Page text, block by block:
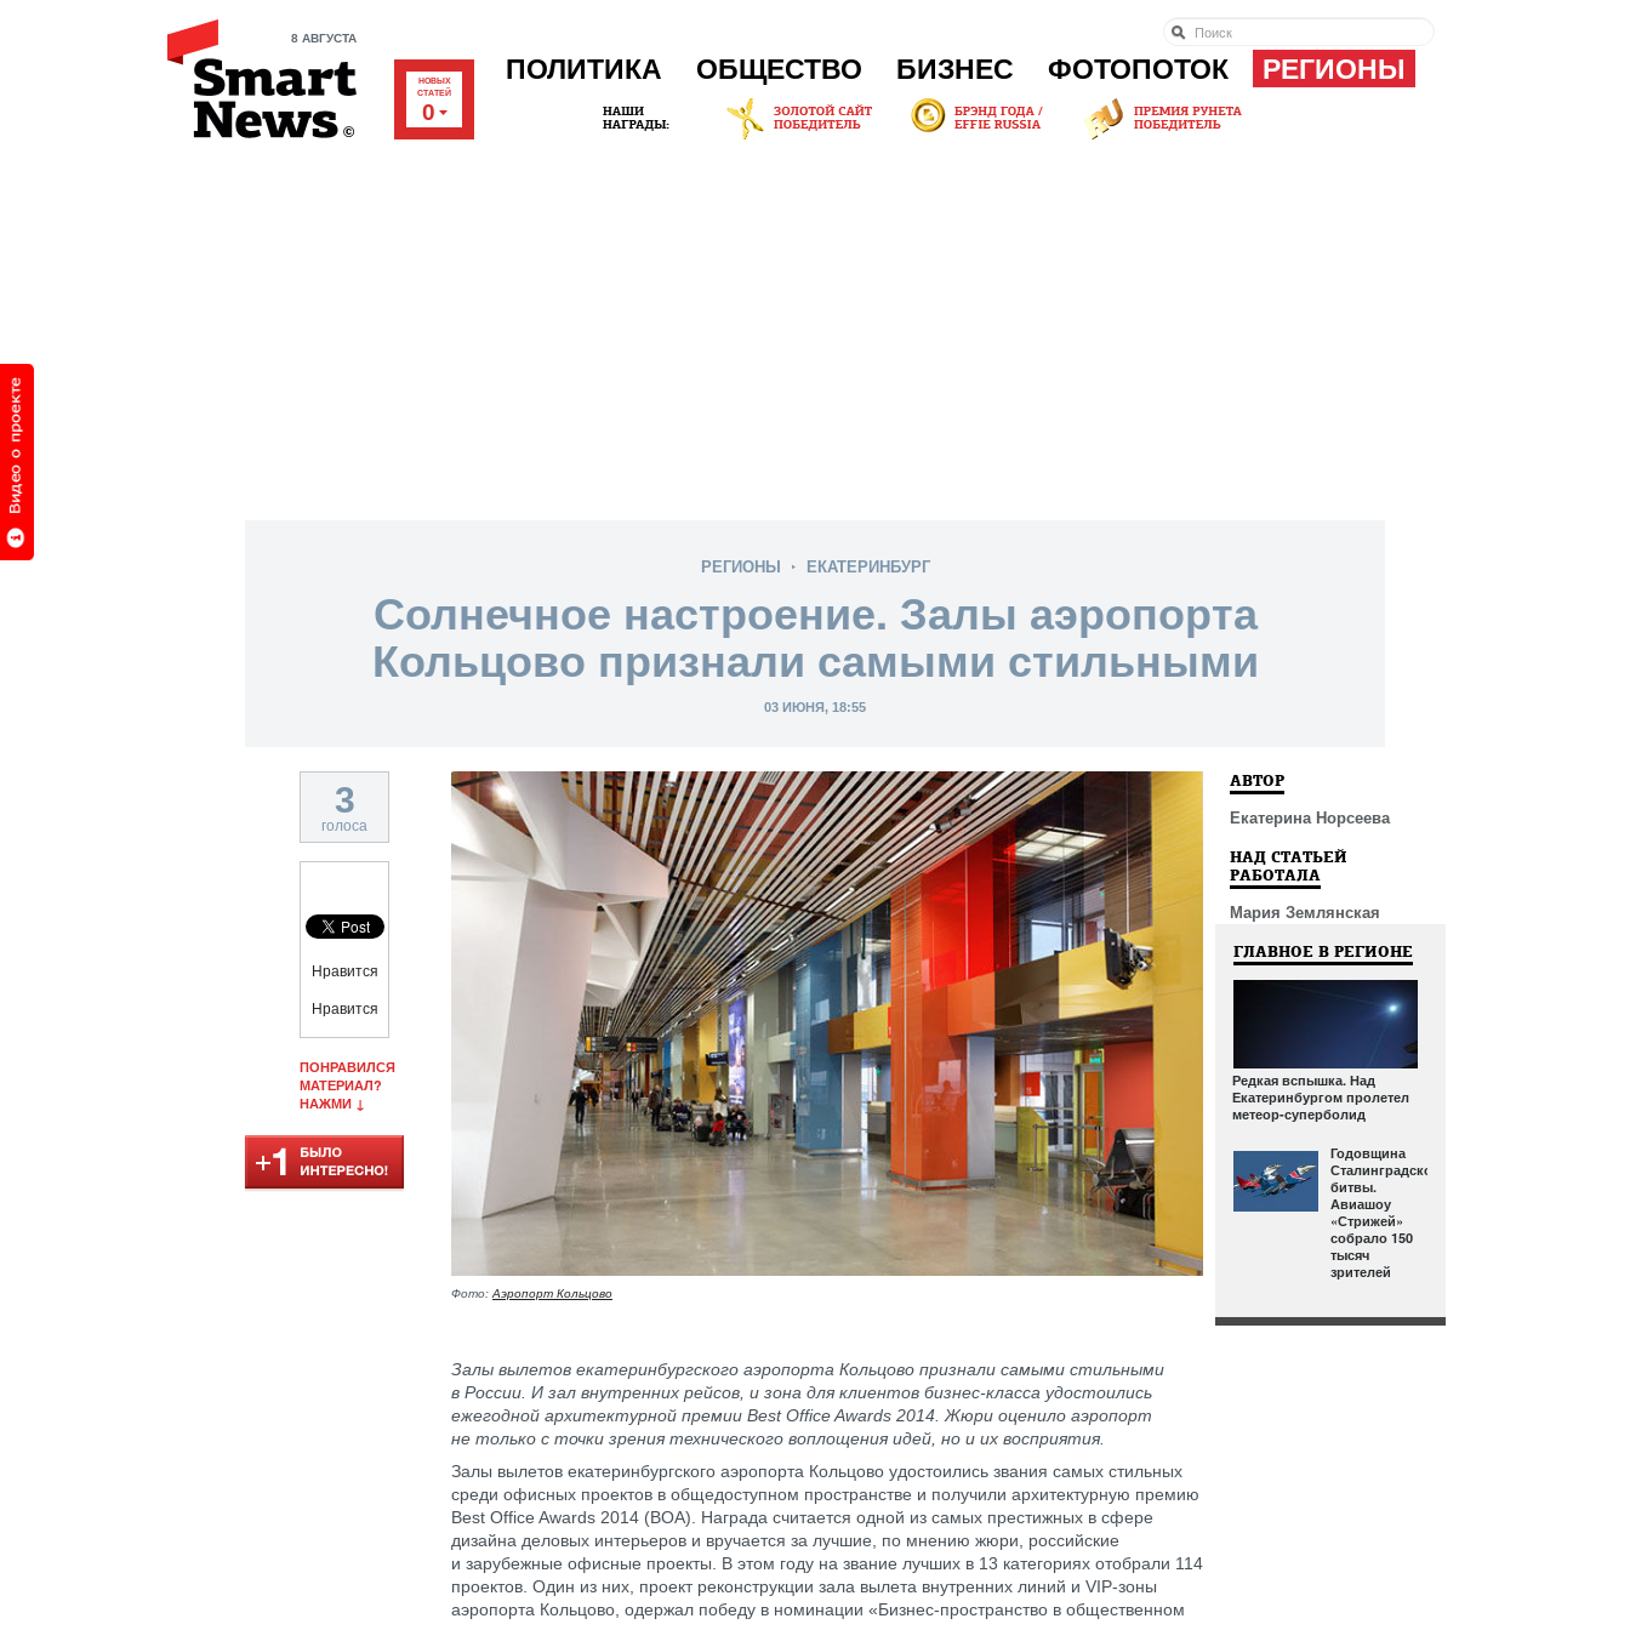
8 АВГУСТА
НОВЫХ
СТАТЕЙ
0
ПОЛИТИКА ОБЩЕСТВО БИЗНЕС ФОТОПОТОК РЕГИОНЫ
РЕГИОНЫ ЕКАТЕРИНБУРГ
Солнечное настроение. Залы аэропорта
Кольцово признали самыми стильными
03 ИЮНЯ, 18:55
3
голоса
Нравится
Нравится
ПОНРАВИЛСЯ
МАТЕРИАЛ?
НАЖМИ ↓
Фото:Аэропорт Кольцово
Залы вылетов екатеринбургского аэропорта Кольцово признали самыми стильными
в России. И зал внутренних рейсов, и зона для клиентов бизнес-класса удостоились
ежегодной архитектурной премии Best Office Awards 2014. Жюри оценило аэропорт
не только с точки зрения технического воплощения идей, но и их восприятия.
Залы вылетов екатеринбургского аэропорта Кольцово удостоились звания самых стильных
среди офисных проектов в общедоступном пространстве и получили архитектурную премию
Best Office Awards 2014 (BOA). Награда считается одной из самых престижных в сфере
дизайна деловых интерьеров и вручается за лучшие, по мнению жюри, российские
и зарубежные офисные проекты. В этом году на звание лучших в 13 категориях отобрали 114
проектов. Один из них, проект реконструкции зала вылета внутренних линий и VIP-зоны
аэропорта Кольцово, одержал победу в номинации «Бизнес-пространство в общественном
АВТОР
Екатерина Норсеева
НАД СТАТЬЕЙ
РАБОТАЛА
Мария Землянская
ГЛАВНОЕ В РЕГИОНЕ
Редкая вспышка. Над
Екатеринбургом пролетел
метеор-суперболид
Годовщина
Сталинградской
битвы.
Авиашоу
«Стрижей»
собрало 150
тысяч
зрителей